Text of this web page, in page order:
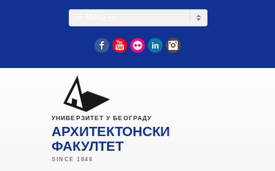
FacebookYouTube
Flickr LinkedIn
УНИВЕРЗИТЕТ У БЕОГРАДУ
АРХИТЕКТОНСКИ
ФАКУЛТЕТ